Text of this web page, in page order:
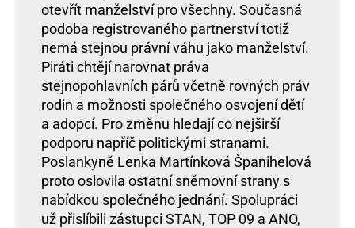
otevřít manželství pro všechny. Současná
podoba registrovaného partnerství totiž
nemá stejnou právní váhu jako manželství.
Piráti chtějí narovnat práva
stejnopohlavních párů včetně rovných práv
rodin a možnosti společného osvojení dětí
a adopcí. Pro změnu hledají co nejširší
podporu napříč politickými stranami.
Poslankyně Lenka Martínková Španihelová
proto oslovila ostatní sněmovní strany s
nabídkou společného jednání. Spolupráci
už přislíbili zástupci STAN, TOP 09 a ANO,